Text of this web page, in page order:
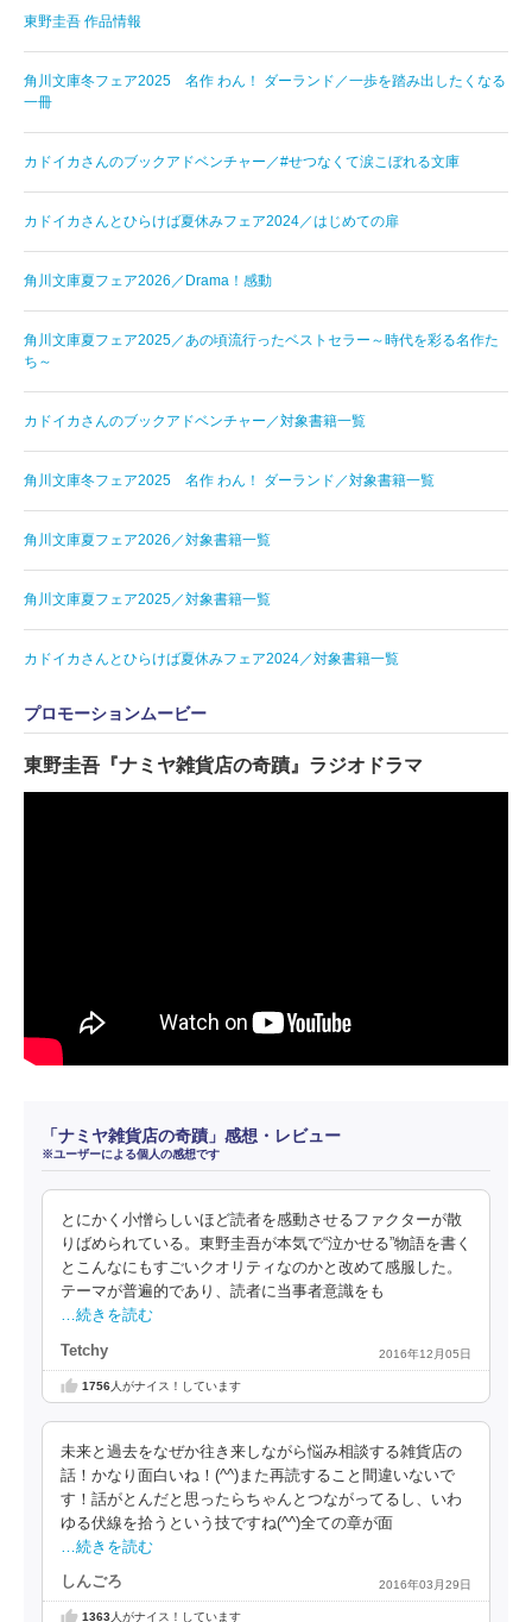
東野圭吾 作品情報
角川文庫冬フェア2025 名作 わん！ ダーランド／一歩を踏み出したくなる
一冊
カドイカさんのブックアドベンチャー／#せつなくて涙こぼれる文庫
カドイカさんとひらけば夏休みフェア2024／はじめての扉
角川文庫夏フェア2026／Drama！感動
角川文庫夏フェア2025／あの頃流行ったベストセラー～時代を彩る名作た
ち～
カドイカさんのブックアドベンチャー／対象書籍一覧
角川文庫冬フェア2025 名作 わん！ ダーランド／対象書籍一覧
角川文庫夏フェア2026／対象書籍一覧
角川文庫夏フェア2025／対象書籍一覧
カドイカさんとひらけば夏休みフェア2024／対象書籍一覧
プロモーションムービー
東野圭吾『ナミヤ雑貨店の奇蹟』ラジオドラマ
「ナミヤ雑貨店の奇蹟」感想・レビュー
※ユーザーによる個人の感想です
とにかく小憎らしいほど読者を感動させるファクターが散
りばめられている。東野圭吾が本気で“泣かせる”物語を書く
とこんなにもすごいクオリティなのかと改めて感服した。
テーマが普遍的であり、読者に当事者意識をも
…続きを読む
Tetchy 2016年12月05日
1756人がナイス！しています
未来と過去をなぜか往き来しながら悩み相談する雑貨店の
話！かなり面白いね！(^^)また再読すること間違いないで
す！話がとんだと思ったらちゃんとつながってるし、いわ
ゆる伏線を拾うという技ですね(^^)全ての章が面
…続きを読む
しんごろ 2016年03月29日
1363人がナイス！しています